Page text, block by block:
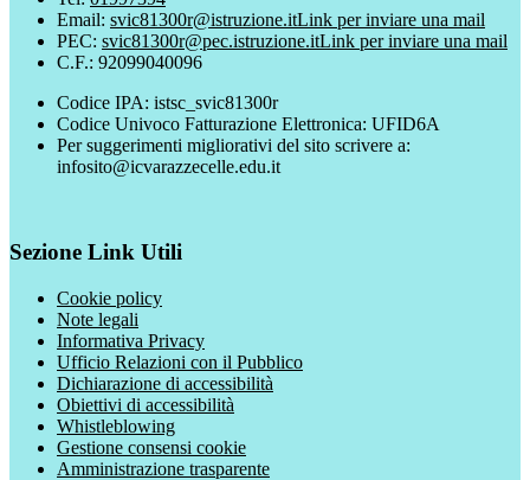
Email: svic81300r@istruzione.itLink per inviare una mail
PEC: svic81300r@pec.istruzione.itLink per inviare una mail
C.F.: 92099040096
Codice IPA: istsc_svic81300r
Codice Univoco Fatturazione Elettronica: UFID6A
Per suggerimenti migliorativi del sito scrivere a:
infosito@icvarazzecelle.edu.it
Sezione Link Utili
Cookie policy
Note legali
Informativa Privacy
Ufficio Relazioni con il Pubblico
Dichiarazione di accessibilità
Obiettivi di accessibilità
Whistleblowing
Gestione consensi cookie
Amministrazione trasparente